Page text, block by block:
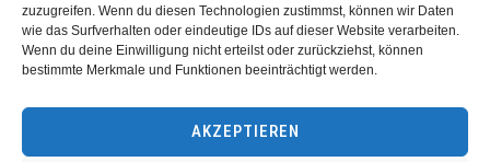
zuzugreifen. Wenn du diesen Technologien zustimmst, können wir Daten
wie das Surfverhalten oder eindeutige IDs auf dieser Website verarbeiten.
Wenn du deine Einwilligung nicht erteilst oder zurückziehst, können
bestimmte Merkmale und Funktionen beeinträchtigt werden.
AKZEPTIEREN